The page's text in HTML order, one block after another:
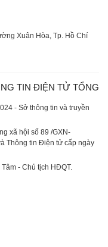
Xuân Hòa, Tp. Hồ Chí
TIN ĐIỆN TỬ TỔNG
- Sở thông tin và truyền
xã hội số 89 /GXN-
Thông tin Điện tử cấp ngày
- Chủ tịch HĐQT.